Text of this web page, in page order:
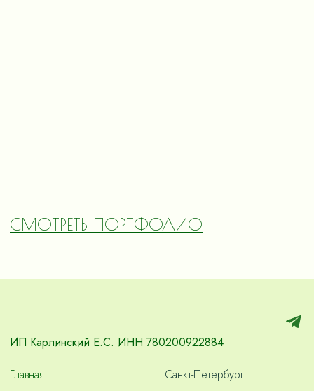
СМОТРЕТЬ ПОРТФОЛИО
ИП Карлинский Е.С. ИНН 780200922884
Главная
Санкт-Петербург